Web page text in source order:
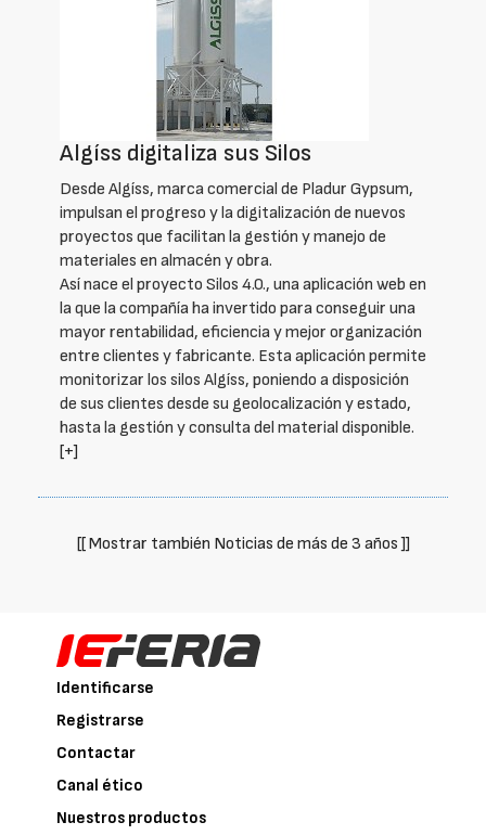
Algíss digitaliza sus Silos
Desde Algíss, marca comercial de Pladur Gypsum,
impulsan el progreso y la digitalización de nuevos
proyectos que facilitan la gestión y manejo de
materiales en almacén y obra.
Así nace el proyecto Silos 4.0., una aplicación web en
la que la compañía ha invertido para conseguir una
mayor rentabilidad, eficiencia y mejor organización
entre clientes y fabricante. Esta aplicación permite
monitorizar los silos Algíss, poniendo a disposición
de sus clientes desde su geolocalización y estado,
hasta la gestión y consulta del material disponible.
[+]
[[ Mostrar también Noticias de más de 3 años ]]
Identificarse
Registrarse
Contactar
Canal ético
Nuestros productos